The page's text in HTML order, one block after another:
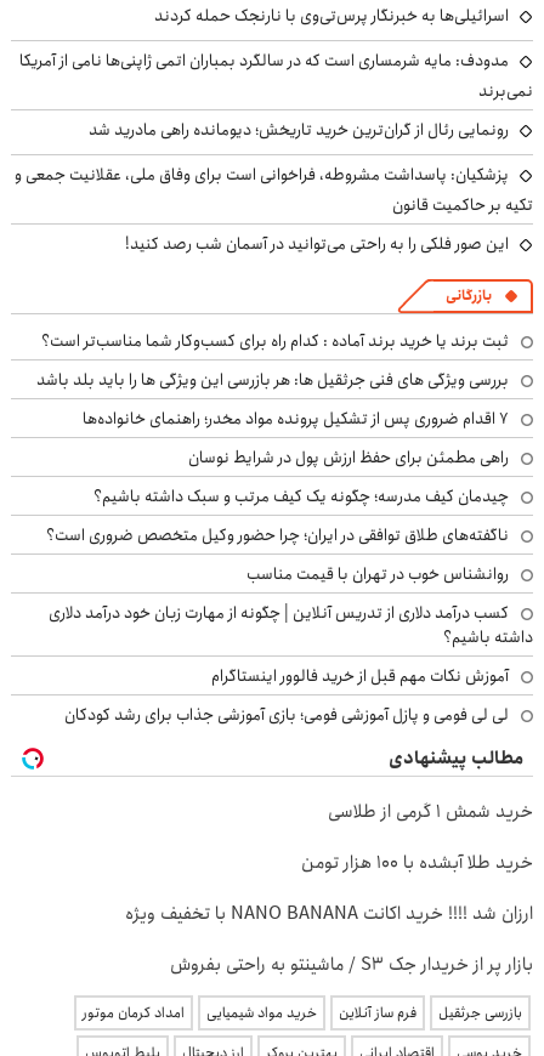
اسرائیلی‌ها به خبرنگار پرس‌تی‌وی با نارنجک حمله کردند
مدودف: مایه شرمساری است که در سالگرد بمباران اتمی ژاپنی‌ها نامی از آمریکا
نمی‌برند
رونمایی رئال از گران‌ترین خرید تاریخش؛ دیومانده راهی مادرید شد
پزشکیان: پاسداشت مشروطه، فراخوانی است برای وفاق ملی، عقلانیت جمعی و
تکیه بر حاکمیت قانون
این صور فلکی را به راحتی می‌توانید در آسمان شب رصد کنید!
بازرگانی
ثبت برند یا خرید برند آماده : کدام راه برای کسب‌وکار شما مناسب‌تر است؟
بررسی ویژگی های فنی جرثقیل ها: هر بازرسی این ویژگی ها را باید بلد باشد
۷ اقدام ضروری پس از تشکیل پرونده مواد مخدر؛ راهنمای خانواده‌ها
راهی مطمئن برای حفظ ارزش پول در شرایط نوسان
چیدمان کیف مدرسه؛ چگونه یک کیف مرتب و سبک داشته باشیم؟
ناگفته‌های طلاق توافقی در ایران؛ چرا حضور وکیل متخصص ضروری است؟
روانشناس خوب در تهران با قیمت مناسب
کسب درآمد دلاری از تدریس آنلاین | چگونه از مهارت زبان خود درآمد دلاری
داشته باشیم؟
آموزش نکات مهم قبل از خرید فالوور اینستاگرام
لی لی فومی و پازل آموزشی فومی؛ بازی آموزشی جذاب برای رشد کودکان
مطالب پیشنهادی
خرید شمش 1 گرمی از طلاسی
خرید طلا آبشده با 100 هزار تومن
ارزان شد !!!! خرید اکانت NANO BANANA با تخفیف ویژه
بازار پر از خریدار جک S3 / ماشینتو به راحتی بفروش
بازرسی جرثقیل فرم ساز آنلاین خرید مواد شیمیایی
امداد کرمان موتور